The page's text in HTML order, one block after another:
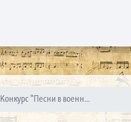
Конкурс "Песни в военн...